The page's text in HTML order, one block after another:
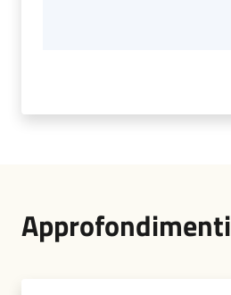
Approfondimenti